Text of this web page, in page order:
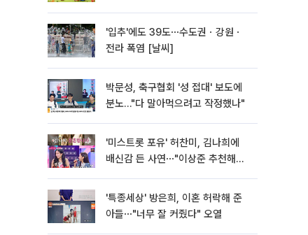
'입추'에도 39도⋯수도권ㆍ강원ㆍ
전라 폭염 [날씨]
박문성, 축구협회 '성 접대' 보도에
분노…"다 말아먹으려고 작정했나"
'미스트롯 포유' 허찬미, 김나희에
배신감 든 사연⋯"이상준 추천해주
'특종세상' 방은희, 이혼 허락해 준
아들⋯"너무 잘 커줬다" 오열